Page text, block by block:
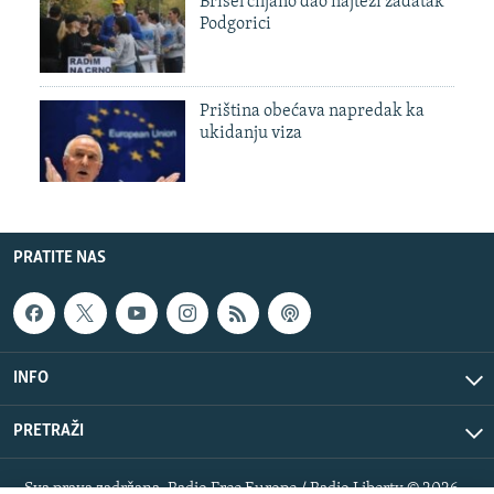
Podgorici
Priština obećava napredak ka
ukidanju viza
PRATITE NAS
INFO
PRETRAŽI
Sva prava zadržana. Radio Free Europe / Radio Liberty © 2026